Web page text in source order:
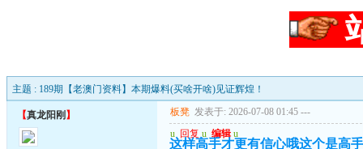
主题 : 189期【老澳门资料】本期爆料(买啥开啥)见证辉煌！
【真龙阳刚 】 板凳 发表于: 2026-07-08 01:45 ---
u 回复 u 编辑 u
这样高手才更有信心哦这个是高